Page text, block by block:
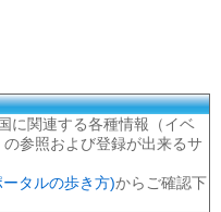
に関連する各種情報（イベ
参照および登録が出来るサ
タルの歩き方)からご確認下